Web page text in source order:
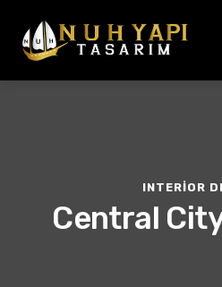
INTERIOR
Central